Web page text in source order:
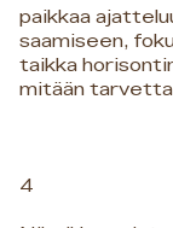
paikkaa
saamiseen,
taikka
mitään
4